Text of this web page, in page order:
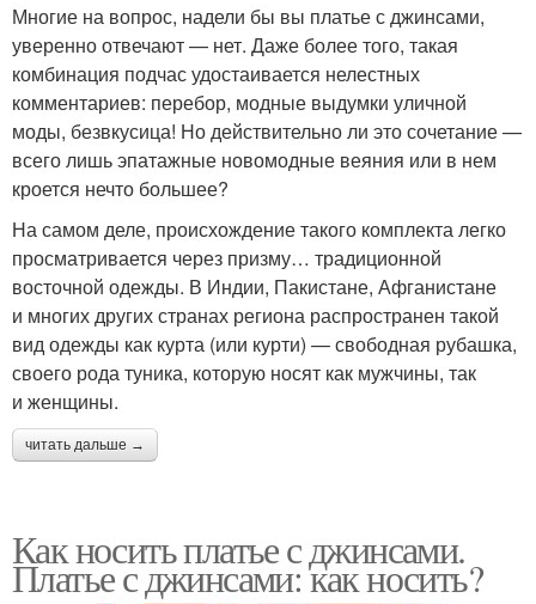
Многие на вопрос, надели бы вы платье с джинсами,
уверенно отвечают — нет. Даже более того, такая
комбинация подчас удостаивается нелестных
комментариев: перебор, модные выдумки уличной
моды, безвкусица! Но действительно ли это сочетание —
всего лишь эпатажные новомодные веяния или в нем
кроется нечто большее?
На самом деле, происхождение такого комплекта легко
просматривается через призму… традиционной
восточной одежды. В Индии, Пакистане, Афганистане
и многих других странах региона распространен такой
вид одежды как курта (или курти) — свободная рубашка,
своего рода туника, которую носят как мужчины, так
и женщины.
читать дальше →
Как носить платье с джинсами.
Платье с джинсами: как носить?